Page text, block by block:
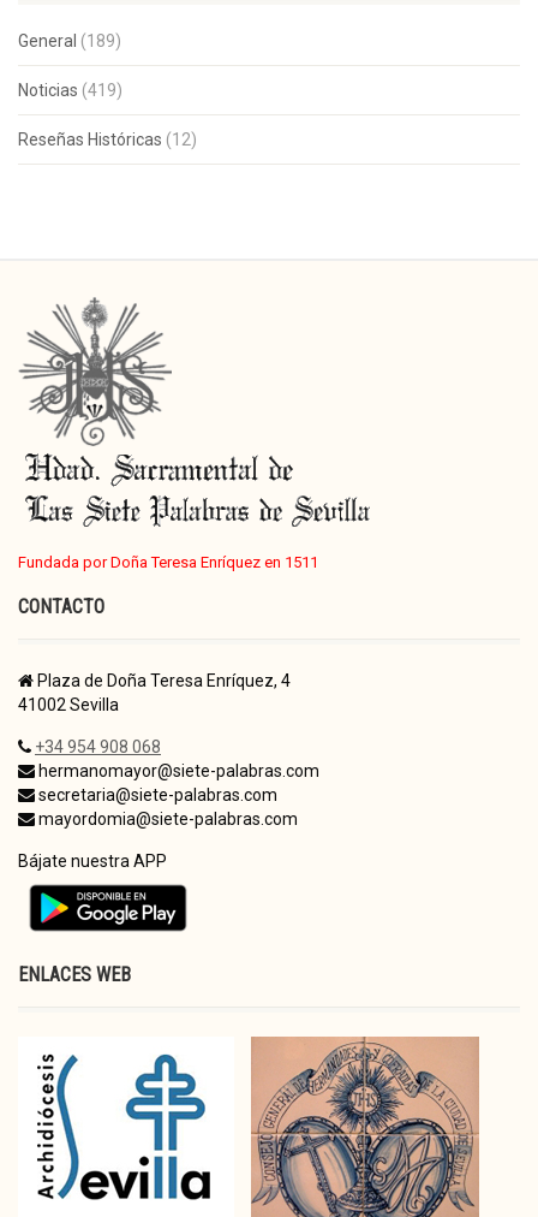
General (189)
Noticias (419)
Reseñas Históricas (12)
Fundada por Doña Teresa Enríquez en 1511
CONTACTO
Plaza de Doña Teresa Enríquez, 4
41002 Sevilla
+34 954 908 068
hermanomayor@siete-palabras.com
secretaria@siete-palabras.com
mayordomia@siete-palabras.com
Bájate nuestra APP
ENLACES WEB